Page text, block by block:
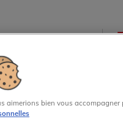
aimerions bien vous accompagner